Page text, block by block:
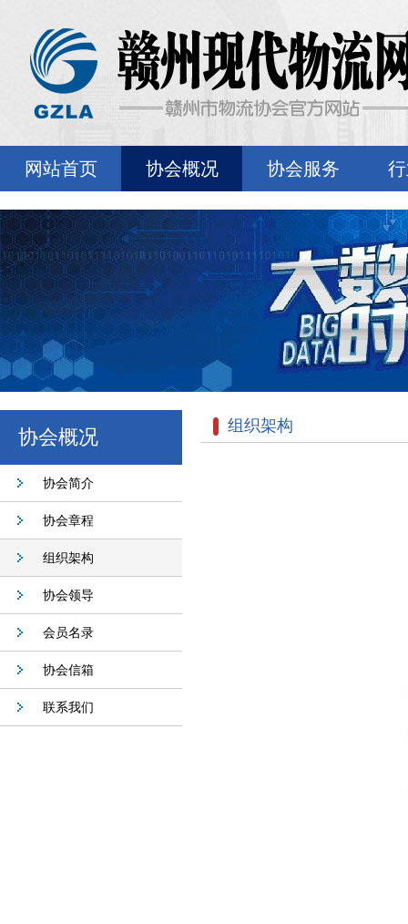
网站首页 协会概况 协会服务
协会概况
协会简介
协会章程
组织架构
协会领导
会员名录
协会信箱
联系我们
组织架构